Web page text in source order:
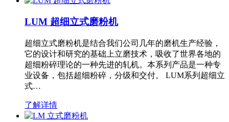
LUM 超细立式磨粉机
超细立式磨粉机是结合我们公司几年的磨机生产经验，
它的设计和研究的基础上立磨技术，吸收了世界各地的
超细粉碎理论的一种先进的轧机。本系列产品是一种专
业设备，包括超细粉碎，分级和交付。 LUM系列超细立
式…
了解详情